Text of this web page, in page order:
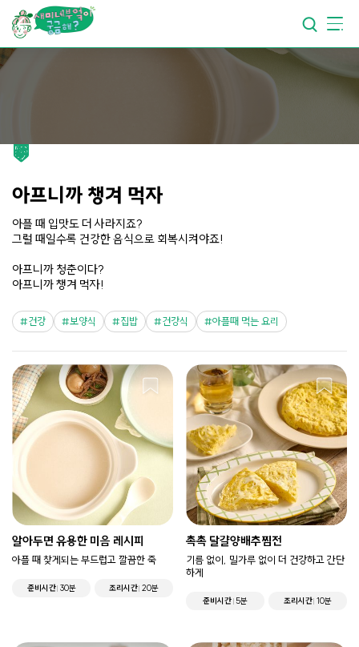
아프니까 챙겨 먹자
아플 때 입맛도 더 사라지죠?
그럴 때일수록 건강한 음식으로 회복시켜야죠!
아프니까 청춘이다?
아프니까 챙겨 먹자!
건강 보양식 집밥 건강식 아플때 먹는 요리
알아두면 유용한 미음 레시피
아플 때 찾게되는 부드럽고 깔끔한 죽
준비시간 30분 조리시간 20분
촉촉 달걀양배추찜전
기름 없이, 밀가루 없이 더 건강하고 간단
하게
준비시간 5분 조리시간 10분